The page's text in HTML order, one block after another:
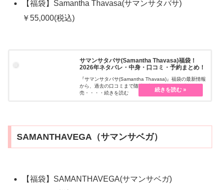
【福袋】Samantha Thavasa(サマンサタバサ)
￥55,000(税込)
サマンサタバサ(Samantha Thavasa)福袋！
2026年ネタバレ・中身・口コミ・予約まとめ！
『サマンサタバサ(Samantha Thavasa)』福袋の最新情報
から、過去の口コミまで随時更新しています。先行販
売・・・・続きを読む
SAMANTHAVEGA（サマンサベガ）
【福袋】SAMANTHAVEGA(サマンサベガ)